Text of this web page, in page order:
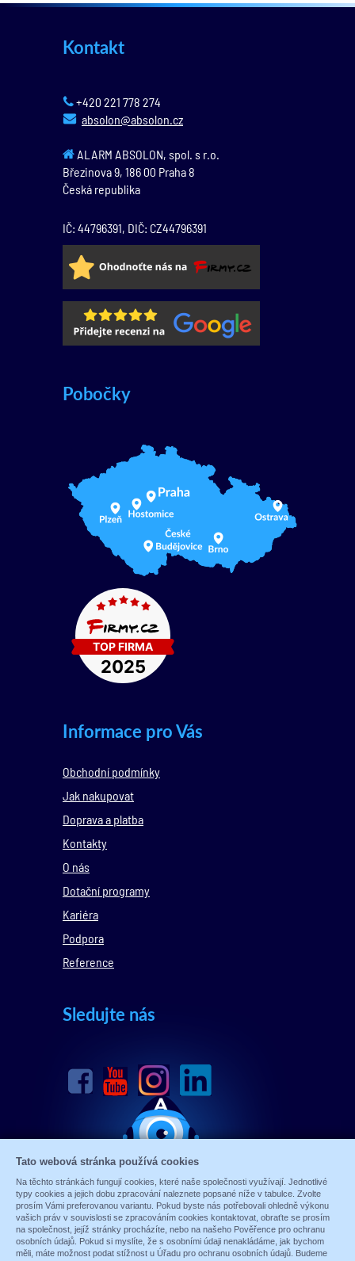
Kontakt
+420 221 778 274
absolon@absolon.cz
ALARM ABSOLON, spol. s r.o.
Březinova 9, 186 00 Praha 8
Česká republika
IČ: 44796391, DIČ: CZ44796391
Pobočky
Informace pro Vás
Obchodní podmínky
Jak nakupovat
Doprava a platba
Kontakty
O nás
Dotační programy
Kariéra
Podpora
Reference
Sledujte nás
© 1989 - 2026 ALARM ABSOLON, spol. s.r.o.
Tato webová stránka používá cookies
Na těchto stránkách fungují cookies, které naše společnosti využívají. Jednotlivé
typy cookies a jejich dobu zpracování naleznete popsané níže v tabulce. Zvolte
prosím Vámi preferovanou variantu. Pokud byste nás potřebovali ohledně výkonu
vašich práv v souvislosti se zpracováním cookies kontaktovat, obraťte se prosím
na společnost, jejíž stránky procházíte, nebo na našeho Pověřence pro ochranu
osobních údajů. Pokud si myslíte, že s osobními údaji nenakládáme, jak bychom
měli, máte možnost podat stížnost u Úřadu pro ochranu osobních údajů. Budeme